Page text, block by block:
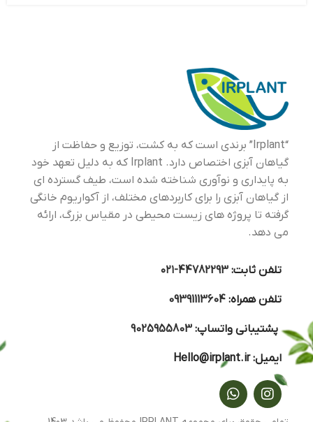
“Irplant” برندی است که به کشت، توزیع و حفاظت از
گیاهان آبزی اختصاص دارد. Irplant که به دلیل تعهد خود
به پایداری و نوآوری شناخته شده است، طیف گسترده ای
از گیاهان آبزی را برای کاربردهای مختلف، از آکواریوم خانگی
گرفته تا پروژه های زیست محیطی در مقیاس بزرگ، ارائه
می دهد.
تلفن ثابت:44782293-۰۲۱
تلفن همراه:09391113604
پشتیبانی واتساپ:9025955803
ایمیل:Hello@irplant.ir